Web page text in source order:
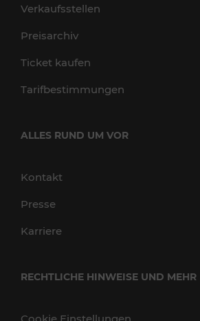
Verkaufsstellen
Preisarchiv
Ticket kaufen
Tarifbestimmungen
ALLES RUND UM VOR
Kontakt
Presse
Karriere
RECHTLICHE HINWEISE UND MEHR